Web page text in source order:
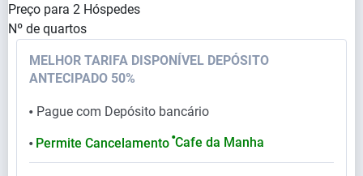
Preço para 2 Hóspedes
Nº de quartos
MELHOR TARIFA DISPONÍVEL DEPÓSITO
ANTECIPADO 50%
⬤ Pague com Depósito bancário
⬤ Permite Cancelamento ⬤Cafe da Manha